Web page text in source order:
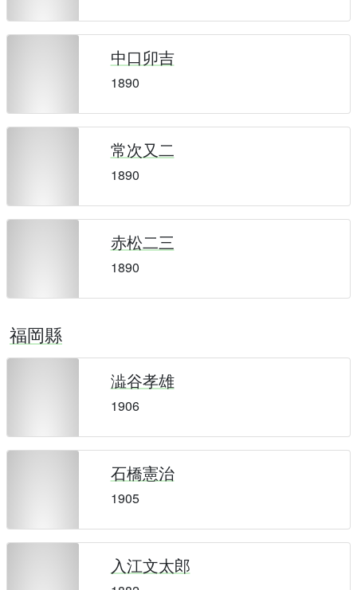
中口卯吉
1890
常次又二
1890
赤松二三
1890
福岡縣
澁谷孝雄
1906
石橋憲治
1905
入江文太郎